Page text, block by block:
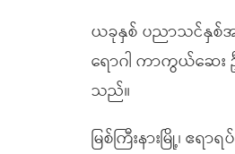
ယခုနှစ် ပညာသင်နှစ်
ရောဂါ ကာကွယ်ဆေး
သည်။
မြစ်ကြီးနားမြို့၊